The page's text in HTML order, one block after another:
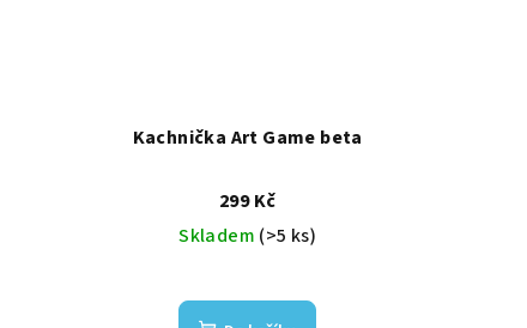
Kachnička Art Game beta
299 Kč
Skladem (>5 ks)